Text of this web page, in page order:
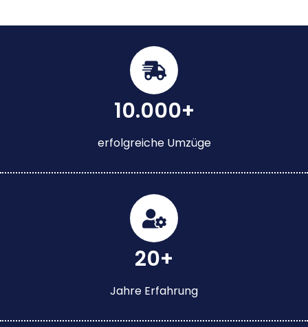
10.000+
erfolgreiche Umzüge
20+
Jahre Erfahrung